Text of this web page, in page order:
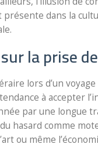
dans la
la prise
lors d’un
à accepter
par une longue
hasard comme
ou même